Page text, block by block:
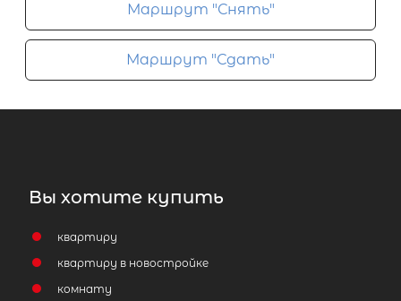
Маршрут "Снять"
Маршрут "Сдать"
Вы хотите купить
квартиру
квартиру в новостройке
комнату